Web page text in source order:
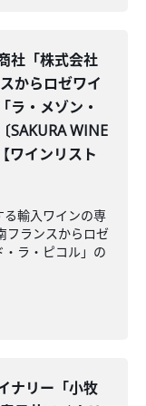
社「株式会社
からロゼワイ
ラ・メゾン・
SAKURA WINE
ワインリスト
る輸入ワインの専
フランスからロゼ
ラ・ピコル」の
ナリー「小牧